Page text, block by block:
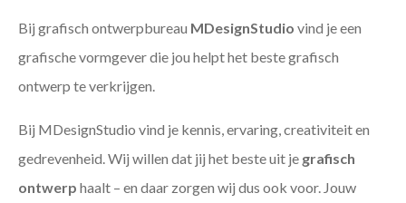
Bij grafisch ontwerpbureau MDesignStudio vind je een
grafische vormgever die jou helpt het beste grafisch
ontwerp te verkrijgen.
Bij MDesignStudio vind je kennis, ervaring, creativiteit en
gedrevenheid. Wij willen dat jij het beste uit je grafisch
ontwerp haalt – en daar zorgen wij dus ook voor. Jouw